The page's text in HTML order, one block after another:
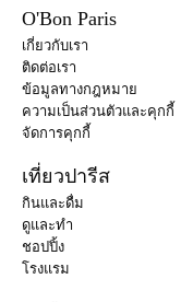
O'Bon Paris
เกี่ยวกับเรา
ติดต่อเรา
ข้อมูลทางกฎหมาย
ความเป็นส่วนตัวและคุกกี้
จัดการคุกกี้
เที่ยวปารีส
กินและดื่ม
ดูและทำ
ชอปปิ้ง
โรงแรม